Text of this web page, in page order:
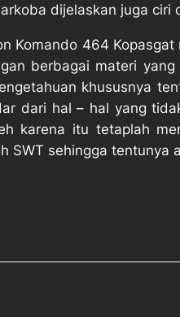
dijelaskan juga
Komando 464
berbagai materi
khususnya
dari hal – hal yang
karena itu tetaplah
SWT sehingga